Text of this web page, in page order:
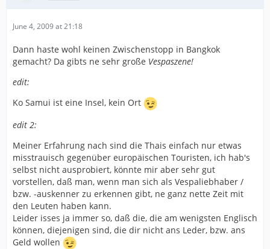
June 4, 2009 at 21:18
Dann haste wohl keinen Zwischenstopp in Bangkok
gemacht? Da gibts ne sehr große Vespaszene!
edit:
Ko Samui ist eine Insel, kein Ort
edit 2:
Meiner Erfahrung nach sind die Thais einfach nur etwas
misstrauisch gegenüber europäischen Touristen, ich hab's
selbst nicht ausprobiert, könnte mir aber sehr gut
vorstellen, daß man, wenn man sich als Vespaliebhaber /
bzw. -auskenner zu erkennen gibt, ne ganz nette Zeit mit
den Leuten haben kann.
Leider isses ja immer so, daß die, die am wenigsten Englisch
können, diejenigen sind, die dir nicht ans Leder, bzw. ans
Geld wollen